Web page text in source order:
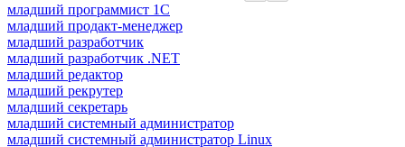
младший программист 1С
младший продакт-менеджер
младший разработчик
младший разработчик .NET
младший редактор
младший рекрутер
младший секретарь
младший системный администратор
младший системный администратор Linux